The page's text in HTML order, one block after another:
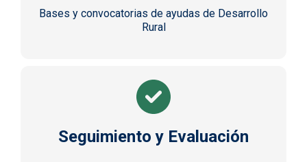
Bases y convocatorias de ayudas de Desarrollo
Rural
Seguimiento y Evaluación